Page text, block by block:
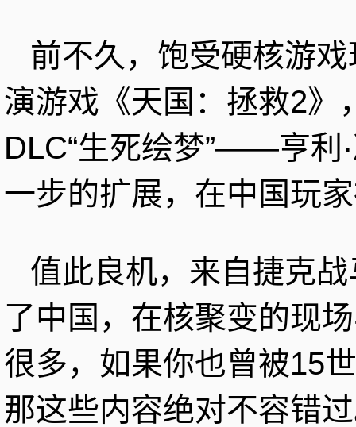
前不久，饱受硬核游
演游戏《天国：拯救2》
DLC“生死绘梦”——亨利
一步的扩展，在中国玩
值此良机，来自捷克
了中国，在核聚变的现
很多，如果你也曾被15
那这些内容绝对不容错